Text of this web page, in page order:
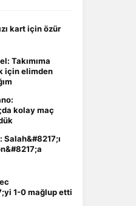
kart için özür
Takımıma
için elimden
kolay maç
Salah&#8217;ı
1-0 mağlup etti